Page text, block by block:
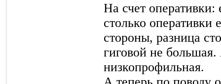
На счет оперативки:
столько
стороны, разница
гиговой не
низкопрофильная.